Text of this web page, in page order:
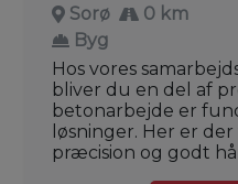
Sorø
0 km
Byg
Hos vores
bliver du en del af
betonarbejde er
løsninger. Her er
præcision og godt